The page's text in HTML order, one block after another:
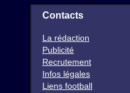
Contacts
La rédaction
Publicité
Recrutement
Infos légales
Liens football